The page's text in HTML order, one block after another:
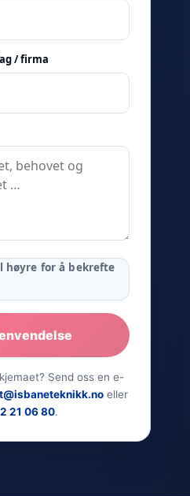
/ firma
for å bekrefte
Send oss en e-
eller
21 06 80.